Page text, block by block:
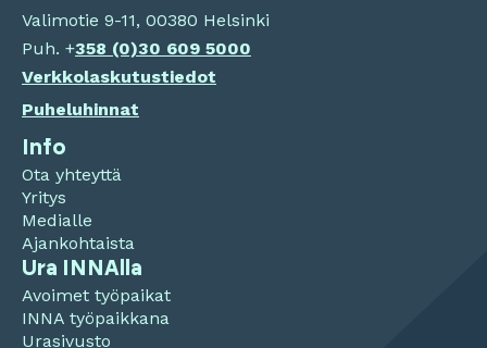
Valimotie 9-11, 00380 Helsinki
Puh. +358 (0)30 609 5000
Verkkolaskutustiedot
Puheluhinnat
Info
Ota yhteyttä
Yritys
Medialle
Ajankohtaista
Ura INNAlla
Avoimet työpaikat
INNA työpaikkana
Urasivusto